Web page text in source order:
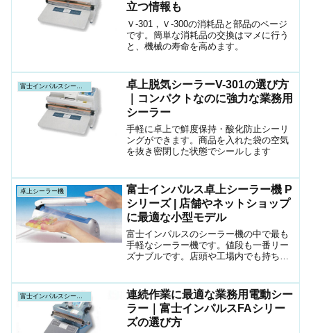
立つ情報も
Ｖ-301，Ｖ-300の消耗品と部品のページ
です。簡単な消耗品の交換はマメに行う
と、機械の寿命を高めます。
卓上脱気シーラーV-301の選び方
｜コンパクトなのに強力な業務用
シーラー
手軽に卓上で鮮度保持・酸化防止シーリ
ングができます。商品を入れた袋の空気
を抜き密閉した状態でシールします
卓上シーラー機
富士インパルス卓上シーラー機 P
シリーズ | 店舗やネットショップ
に最適な小型モデル
富士インパルスのシーラー機の中で最も
手軽なシーラー機です。値段も一番リー
ズナブルです。店頭や工場内でも持ち運
富士インパルスシーラー機
連続作業に最適な業務用電動シー
ラー｜富士インパルスFAシリー
ズの選び方